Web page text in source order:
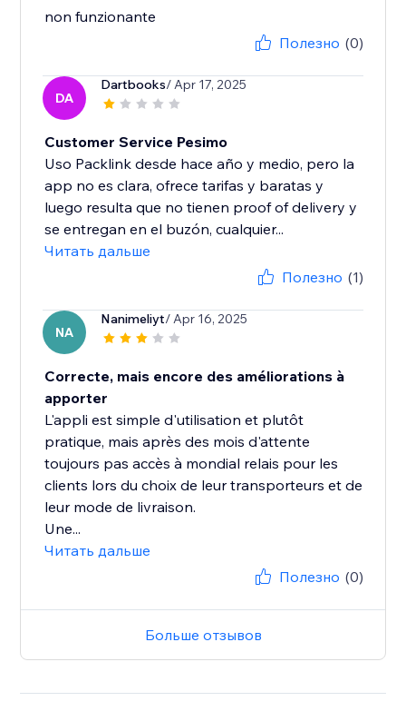
non funzionante
Полезно (0)
DA
Dartbooks/ Apr 17, 2025
Customer Service Pesimo
Uso Packlink desde hace año y medio, pero la
app no es clara, ofrece tarifas y baratas y
luego resulta que no tienen proof of delivery y
se entregan en el buzón, cualquier...
Читать дальше
Полезно (1)
NA
Nanimeliyt/ Apr 16, 2025
Correcte, mais encore des améliorations à
apporter
L'appli est simple d'utilisation et plutôt
pratique, mais après des mois d'attente
toujours pas accès à mondial relais pour les
clients lors du choix de leur transporteurs et de
leur mode de livraison.
Une...
Читать дальше
Полезно (0)
Больше отзывов